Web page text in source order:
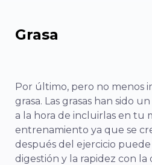
Grasa
Por último, pero no menos
grasa. Las grasas han sido
a la hora de incluirlas en tu
entrenamiento ya que se
después del ejercicio
digestión y la rapidez con